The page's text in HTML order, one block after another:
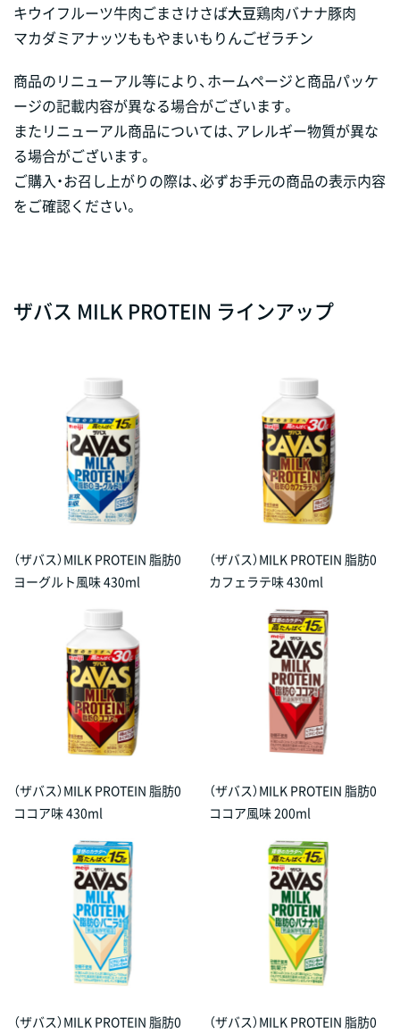
キウイフルーツ牛肉ごまさけさば大豆鶏肉バナナ豚肉
マカダミアナッツももやまいも りんごゼラチン
商品のリニューアル等により、ホームページと商品パッケ
ージの記載内容が異なる場合がございます。
またリニューアル商品については、アレルギー物質が異な
る場合がございます。
ご購入・お召し上がりの際は、必ずお手元の商品の表示内容
をご確認ください。
ザバス MILK PROTEIN ラインアップ
（ザバス）MILK PROTEIN 脂肪0
ヨーグルト風味 430ml
（ザバス）MILK PROTEIN 脂肪0
カフェラテ味 430ml
（ザバス）MILK PROTEIN 脂肪0
ココア味 430ml
（ザバス）MILK PROTEIN 脂肪0
ココア風味 200ml
（ザバス）MILK PROTEIN 脂肪0
（ザバス）MILK PROTEIN 脂肪0